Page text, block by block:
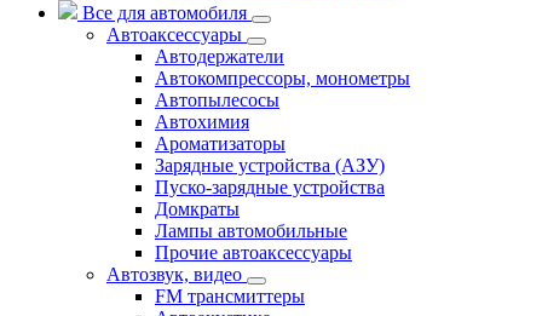
Все для автомобиля
Автоаксессуары
Автодержатели
Автокомпрессоры, монометры
Автопылесосы
Автохимия
Ароматизаторы
Зарядные устройства (АЗУ)
Пуско-зарядные устройства
Домкраты
Лампы автомобильные
Прочие автоаксессуары
Автозвук, видео
FM трансмиттеры